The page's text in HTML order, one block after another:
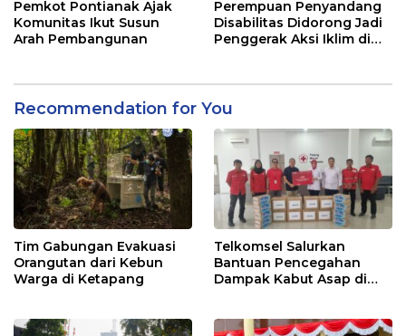
Pemkot Pontianak Ajak
Komunitas Ikut Susun
Arah Pembangunan
Perempuan Penyandang
Disabilitas Didorong Jadi
Penggerak Aksi Iklim di
Recommendation for You
Tim Gabungan Evakuasi
Orangutan dari Kebun
Warga di Ketapang
Telkomsel Salurkan
Bantuan Pencegahan
Dampak Kabut Asap di